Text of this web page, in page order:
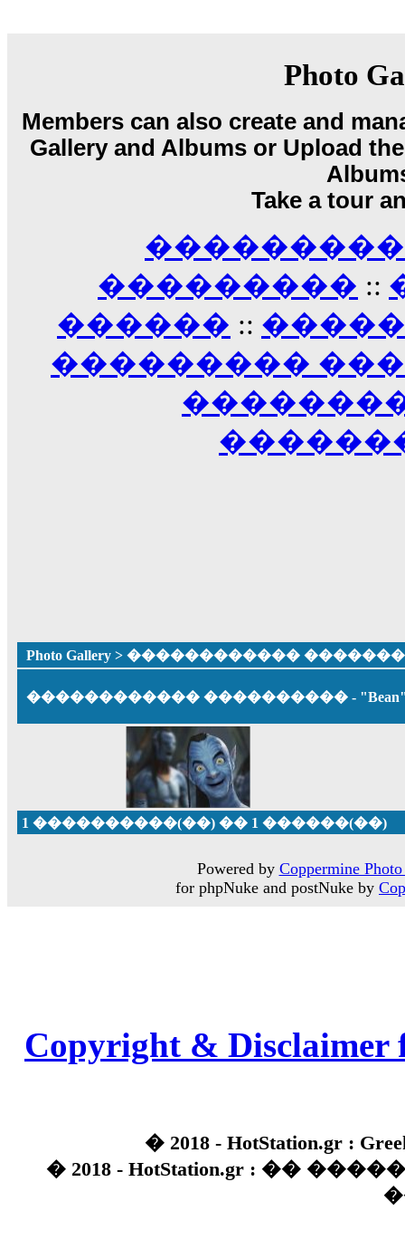
Echo, ���� �� ������� ��
������ �� �����.. "������" ���
15:33
��������� ����, ���������
����� ��������� ��
������! ��� ������ �� �����...
������� ���� ���� ������;
Photo
Members can also create and
Gallery and Albums or Upload
Take a tour
���������
��������� ::
������ ::
���������
Photo Gallery > ������������
������������ ���������� -
1 ����������(��) �� 1 ������(��)
Powered by Coppermine
for phpNuke and postNuke by
Copyright & Disclaimer
� 2018 - HotStation.gr :
� 2018 - HotStation.gr : ��